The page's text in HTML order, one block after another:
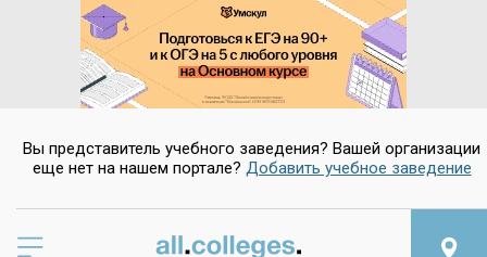
Вы представитель учебного заведения? Вашей организации
еще нет на нашем портале? Добавить учебное заведение